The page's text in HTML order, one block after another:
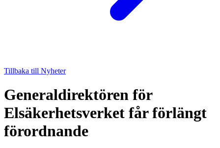
Tillbaka till Nyheter
Generaldirektören för
Elsäkerhetsverket får förlängt
förordnande